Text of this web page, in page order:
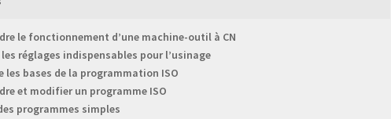
le fonctionnement d’une machine-outil à CN
réglages indispensables pour l’usinage
les bases de la programmation ISO
et modifier un programme ISO
programmes simples